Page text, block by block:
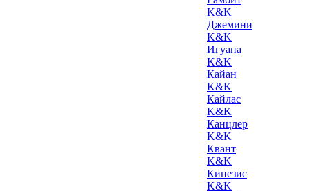
K&K
Джемини
K&K
Игуана
K&K
Кайан
K&K
Кайлас
K&K
Канцлер
K&K
Квант
K&K
Кинезис
K&K